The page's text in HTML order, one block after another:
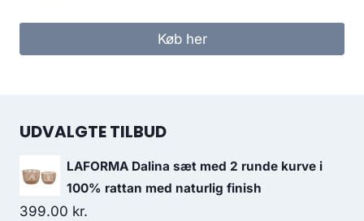
Køb her
UDVALGTE TILBUD
LAFORMA Dalina sæt med 2 runde kurve i
100% rattan med naturlig finish
399.00 kr.